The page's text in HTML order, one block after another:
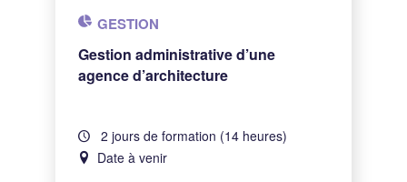
GESTION
Gestion administrative d’une
agence d’architecture
2 jours de formation (14 heures)
Date à venir